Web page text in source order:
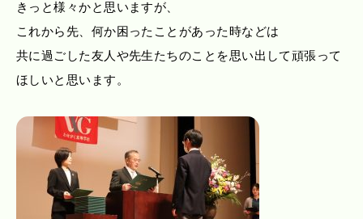
きっと様々かと思いますが、
これから先、何か困ったことがあった時などは
共に過ごした友人や先生たちのことを思い出して頑張って
ほしいと思います。